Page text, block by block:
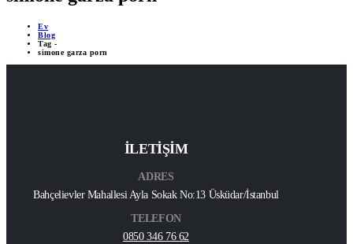
Ev
Blog
Tag -
simone garza porn
İLETİŞİM
ADRES
Bahçelievler Mahallesi Ayla Sokak No:13 Üsküdar/İstanbul
TELEFON
0850 346 76 62